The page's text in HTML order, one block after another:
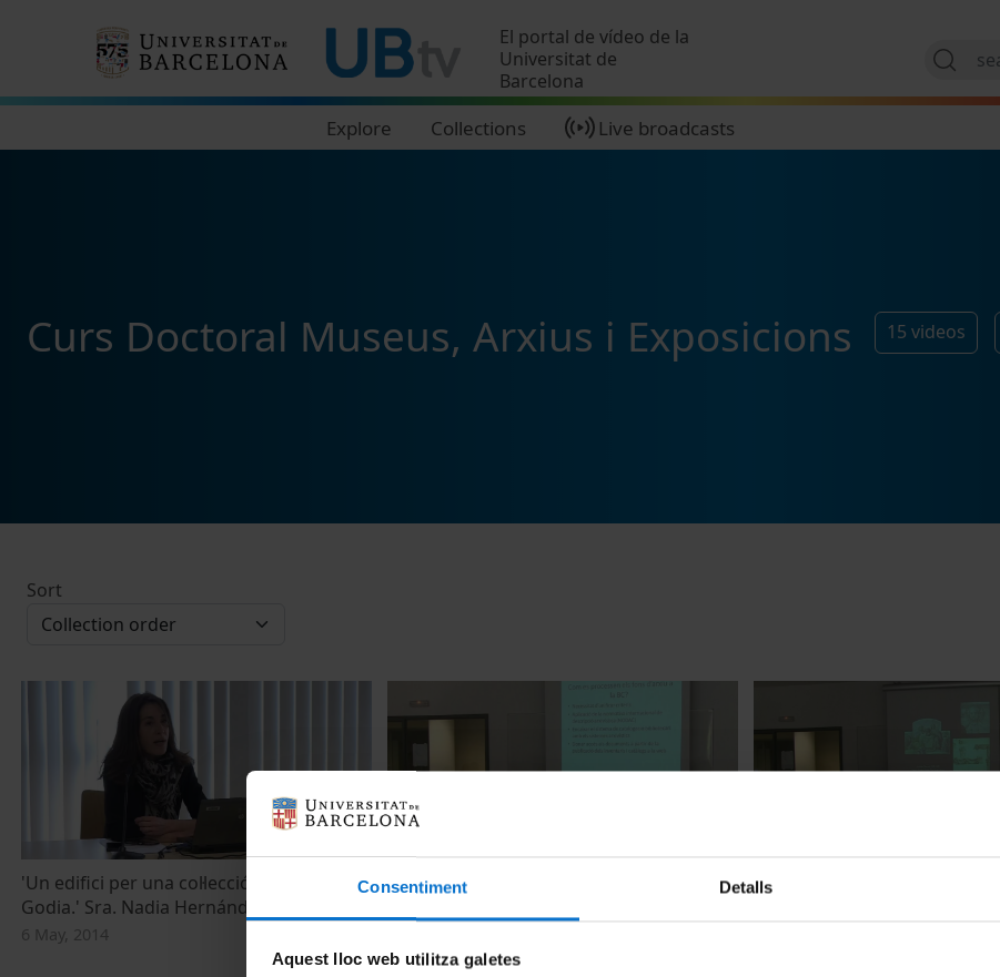
Consentiment Detalls
Aquest lloc web utilitza galetes
El portal de vídeo de la
Universitat de
Barcelona
Explore Collections Live broadcasts
Curs Doctoral Museus, Arxius i Exposicions 15 videos
Sort
'Un edifici per una col·lecció. La Fundació
Godia.' Sra. Nadia Hernández
6 May, 2014
'Arxius dins de biblioteques. El cas de la
7 May, 2014
Curs Doctoral Museus, Arxius i